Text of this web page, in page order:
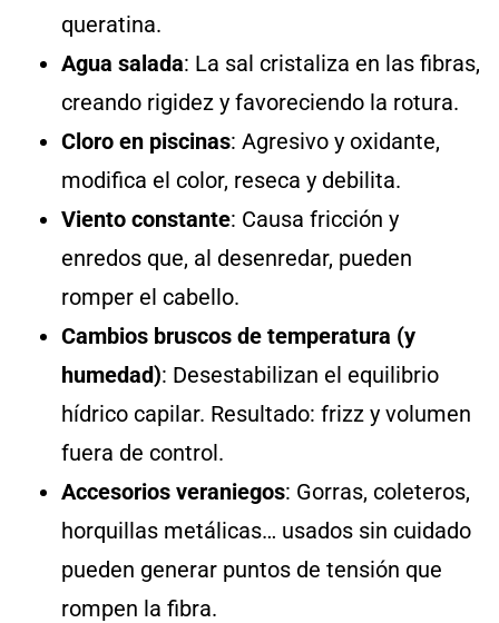
queratina.
Agua salada: La sal cristaliza en las fibras,
creando rigidez y favoreciendo la rotura.
Cloro en piscinas: Agresivo y oxidante,
modifica el color, reseca y debilita.
Viento constante: Causa fricción y
enredos que, al desenredar, pueden
romper el cabello.
Cambios bruscos de temperatura (y
humedad): Desestabilizan el equilibrio
hídrico capilar. Resultado: frizz y volumen
fuera de control.
Accesorios veraniegos: Gorras, coleteros,
horquillas metálicas… usados sin cuidado
pueden generar puntos de tensión que
rompen la fibra.